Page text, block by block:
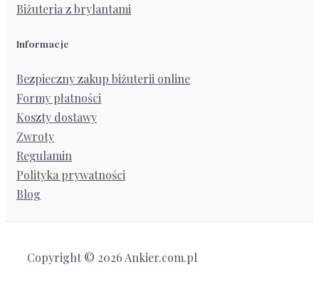
Biżuteria z brylantami
Informacje
Bezpieczny zakup biżuterii online
Formy płatności
Koszty dostawy
Zwroty
Regulamin
Polityka prywatności
Blog
Copyright © 2026 Ankier.com.pl